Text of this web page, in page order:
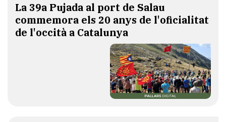
​La 39a Pujada al port de Salau
commemora els 20 anys de l'oficialitat
de l'occità a Catalunya